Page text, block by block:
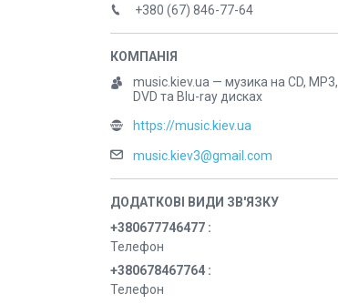
+380 (67) 846-77-64
music.kiev.ua — музика на CD, MP3,
DVD та Blu-ray дисках
https://music.kiev.ua
music.kiev3@gmail.com
+380677746477
Телефон
+380678467764
Телефон